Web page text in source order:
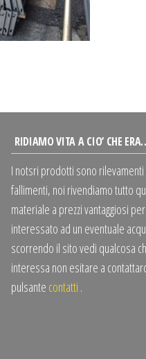
RIDIAMO VITA A CIO’ CHE
I notsri prodotti sono rilevamenti
fallimenti, noi rivendiamo tutto
materiale a prezzi vantaggiosi
interessato ad un eventuale
scorrendo il sito vedi qualcosa
interessa non esitare a
pulsante contatti .